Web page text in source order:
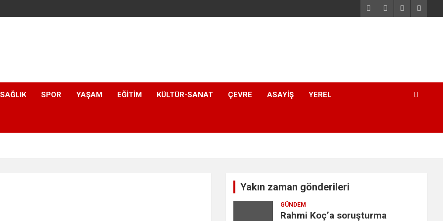
SAĞLIK SPOR YAŞAM EĞITIM KÜLTÜR-SANAT ÇEVRE ASAYIŞ YEREL
Yakın zaman gönderileri
GÜNDEM
Rahmi Koç’a soruşturma